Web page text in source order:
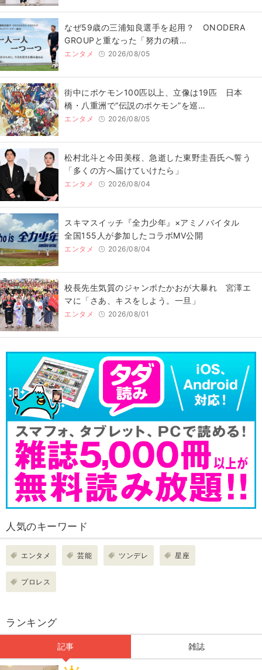
なぜ59歳の三浦知良選手を起用？ ONODERA
GROUPと重なった「努力の積…
エンタメ 2026/08/05
街中にポケモン100匹以上、立像は19匹 日本
橋・八重洲で“伝説のポケモン”を巡…
エンタメ 2026/08/05
松村北斗と今田美桜、急逝した東野圭吾氏へ誓う
「多くの方へ届けていけたら」
エンタメ 2026/08/04
スキマスイッチ『全力少年』×アミノバイタル
全国155人が参加したコラボMV公開
エンタメ 2026/08/04
校長先生気質のジャンボたかおが大暴れ 宮澤エ
マに「さあ、キスをしよう。一旦」
エンタメ 2026/08/01
人気のキーワード
エンタメ 芸能 ツンデレ 星座
プロレス
ランキング
記事 雑誌